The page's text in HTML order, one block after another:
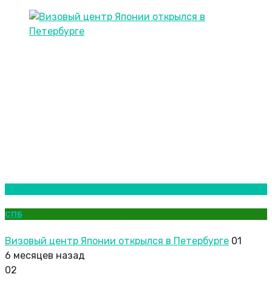
СПБ
Визовый центр Японии открылся в Петербурге 01
6 месяцев назад
02